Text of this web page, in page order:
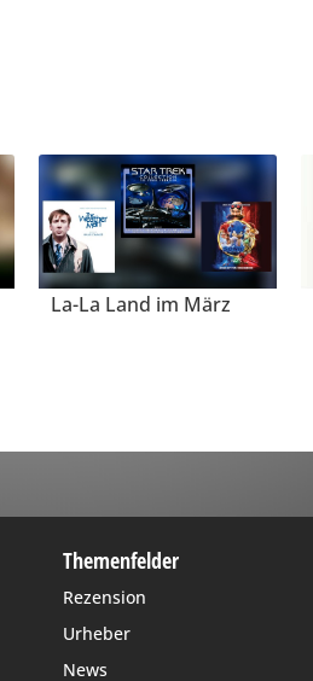
La-La Land im März
Themenfelder
Rezension
Urheber
News